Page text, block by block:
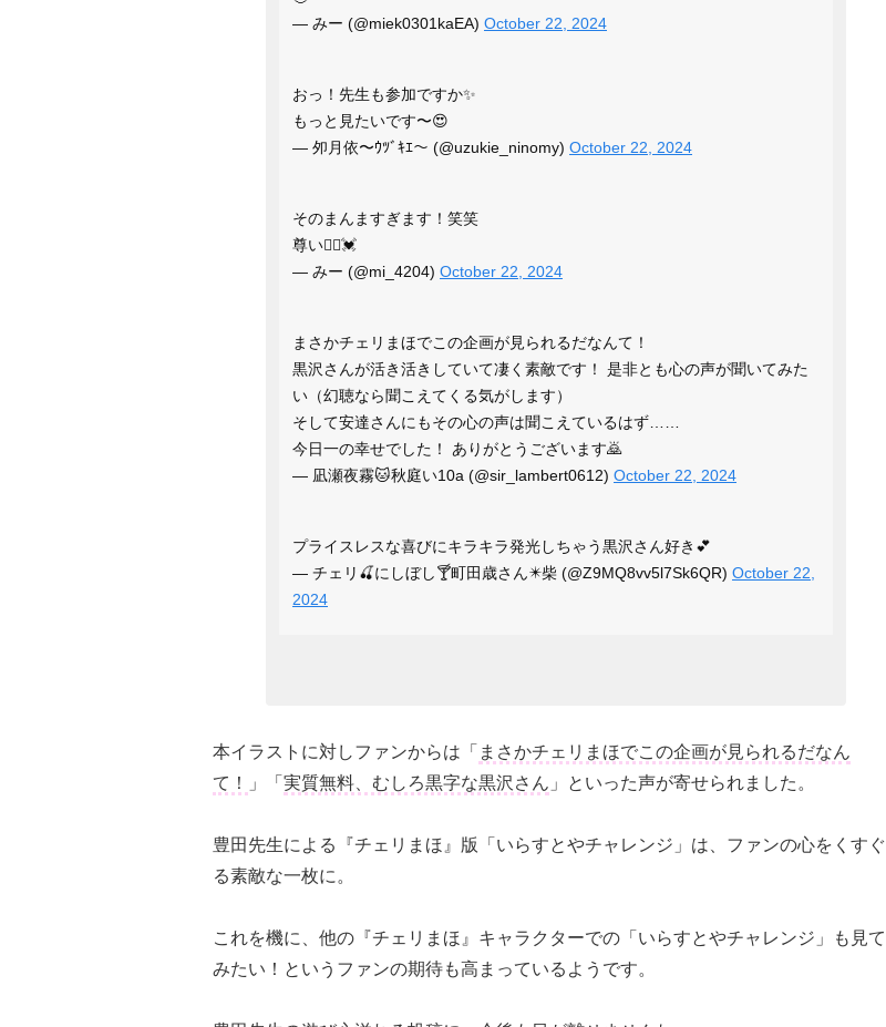
— みー (@miek0301kaEA) October 22, 2024
おっ！先生も参加ですか✨
もっと見たいです〜😍
— 夘月依〜ｳﾂﾞｷｴ〜 (@uzukie_ninomy) October 22, 2024
そのまんますぎます！笑笑
尊い🤦‍♀️💓
— みー (@mi_4204) October 22, 2024
まさかチェリまほでこの企画が見られるだなんて！
黒沢さんが活き活きしていて凄く素敵です！ 是非とも心の声が聞いてみた
い（幻聴なら聞こえてくる気がします）
そして安達さんにもその心の声は聞こえているはず……
今日一の幸せでした！ ありがとうございます🙇
— 凪瀬夜霧🐱秋庭い10a (@sir_lambert0612) October 22, 2024
プライスレスな喜びにキラキラ発光しちゃう黒沢さん好き💕
— チェリ🍒にしぼし🍸町田歳さん✴️柴 (@Z9MQ8vv5l7Sk6QR) October 22,
2024
本イラストに対しファンからは「 まさかチェリまほでこの企画が見られるだなん
て！
」「 実質無料、むしろ黒字な黒沢さん 」といった声が寄せられました。
豊田先生による『チェリまほ』版「いらすとやチャレンジ」は、ファンの心をくすぐ
る素敵な一枚に。
これを機に、他の『チェリまほ』キャラクターでの「いらすとやチャレンジ」も見て
みたい！というファンの期待も高まっているようです。